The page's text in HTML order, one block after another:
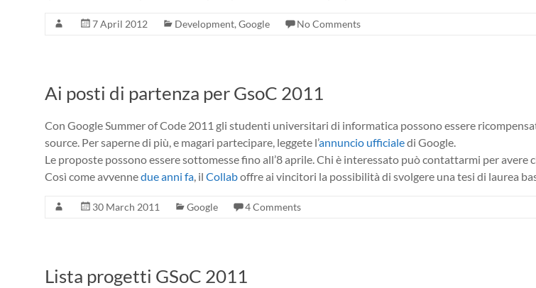
7 April 2012 Development, Google No Comments
Ai posti di partenza per GsoC 2011
Con Google Summer of Code 2011 gli studenti universitari di informatica possono essere
source. Per saperne di più, e magari partecipare, leggete l’annuncio ufficialedi Google.
Le proposte possono essere sottomesse fino all’8 aprile. Chi è interessato può contattarmi per avere
Così come avvennedue anni fa, il Collaboffre ai vincitori la possibilità di svolgere una tesi di laurea
30 March 2011 Google 4 Comments
Lista progetti GSoC 2011